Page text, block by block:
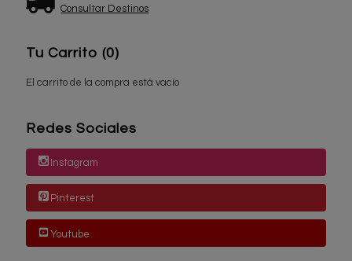
Consultar Destinos
Tu Carrito (0)
El carrito de la compra está vacío
Redes Sociales
Instagram
Pinterest
Youtube